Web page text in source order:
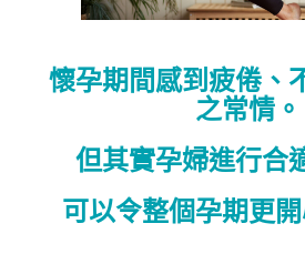
懷孕期間感到疲倦、
之常情。
但其實孕婦進行合
可以令整個孕期更開